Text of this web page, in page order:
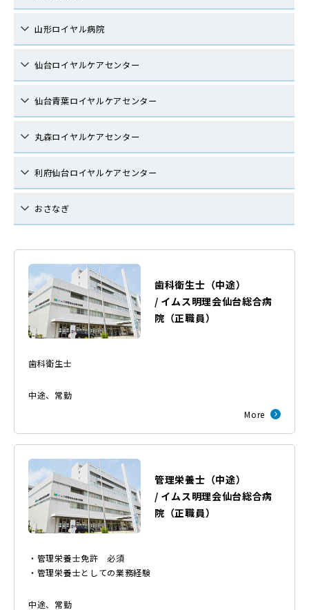
山形ロイヤル病院
仙台ロイヤルケアセンター
仙台青葉ロイヤルケアセンター
丸森ロイヤルケアセンター
利府仙台ロイヤルケアセンター
おさなぎ
歯科衛生士（中途）
/ イムス明理会仙台総合病
院 （正職員）
歯科衛生士
中途、 常勤
More
管理栄養士（中途）
/ イムス明理会仙台総合病
院 （正職員）
・管理栄養士免許 必須
・管理栄養士としての業務経験
中途、 常勤